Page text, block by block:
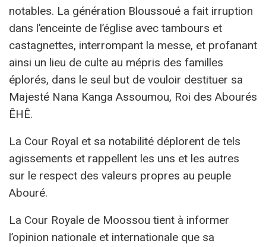
notables. La génération Bloussoué a fait irruption
dans l’enceinte de l’église avec tambours et
castagnettes, interrompant la messe, et profanant
ainsi un lieu de culte au mépris des familles
éplorés, dans le seul but de vouloir destituer sa
Majesté Nana Kanga Assoumou, Roi des Abourés
ÊHÊ.
La Cour Royal et sa notabilité déplorent de tels
agissements et rappellent les uns et les autres
sur le respect des valeurs propres au peuple
Abouré.
La Cour Royale de Moossou tient à informer
l’opinion nationale et internationale que sa